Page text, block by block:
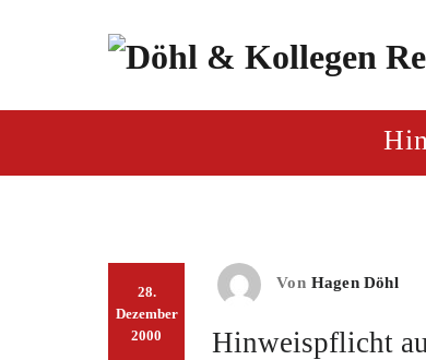
28.
Dezember
2000
Von Hagen Döhl
Hinweispflicht